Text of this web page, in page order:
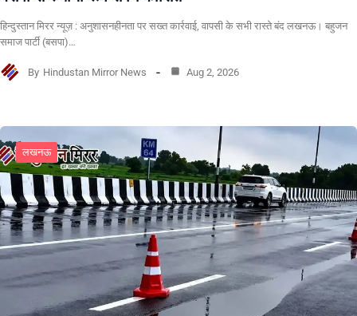
हिन्दुस्तान मिरर न्यूज़ : अनुशासनहीनता पर सख्त कार्रवाई, वापसी के सभी रास्ते बंद लखनऊ। बहुजन
समाज पार्टी (बसपा)…
By Hindustan Mirror News Aug 2, 2026
लखनऊ